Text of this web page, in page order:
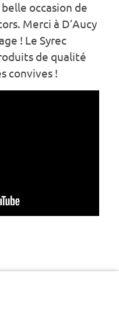
occasion de
Merci à D’Aucy
! Le Syrec
de qualité
convives !